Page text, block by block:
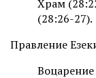
Храм
(28:26-27).
Правление